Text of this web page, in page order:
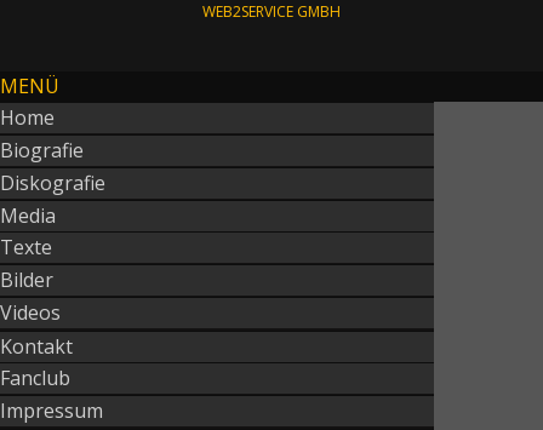
WEB2SERVICE GMBH
MENÜ
Home
Biografie
Diskografie
Media
Texte
Bilder
Videos
Kontakt
Fanclub
Impressum